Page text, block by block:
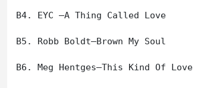
B4. EYC –A Thing Called Love
B5. Robb Boldt–Brown My Soul
B6. Meg Hentges–This Kind Of Love